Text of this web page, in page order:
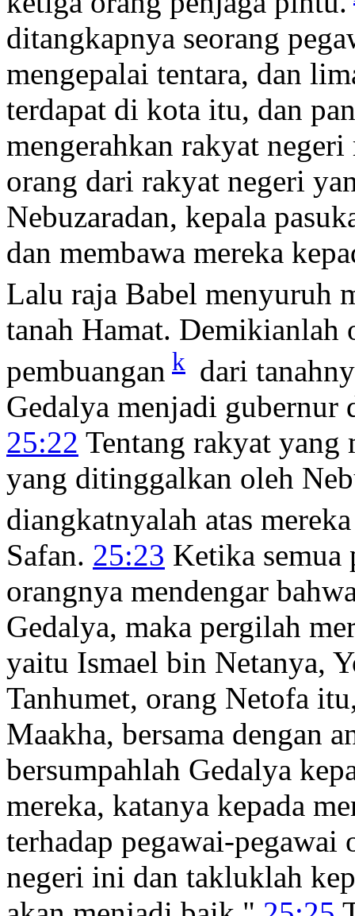
ditangkapnya seorang
mengepalai tentara, dan
terdapat di kota itu, dan
mengerahkan rakyat
orang dari rakyat negeri
Nebuzaradan, kepala
dan membawa mereka
Lalu raja Babel menyuruh
tanah Hamat. Demikianlah
pembuangan k dari
Gedalya menjadi gubernur
25:22 Tentang rakyat yang
yang ditinggalkan oleh
diangkatnyalah atas
Safan. 25:23 Ketika semua
orangnya mendengar
Gedalya, maka pergilah
yaitu Ismael bin Netanya,
Tanhumet, orang Netofa
Maakha, bersama dengan
bersumpahlah Gedalya
mereka, katanya kepada
terhadap pegawai-
negeri ini dan takluklah